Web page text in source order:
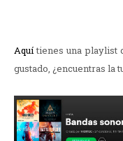
Aquítienes una playlist
gustado, ¿encuentras la